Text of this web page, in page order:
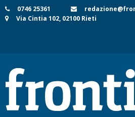
Skip
to
0746 25361
Via Cintia 102, 02100 Rieti